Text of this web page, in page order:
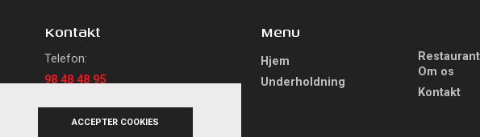
Kontakt
Telefon:
98 48 48 95
info@terminalen1.dk
Menu
Hjem
Underholdning
Om os
Kontakt
ACCEPTER COOKIES